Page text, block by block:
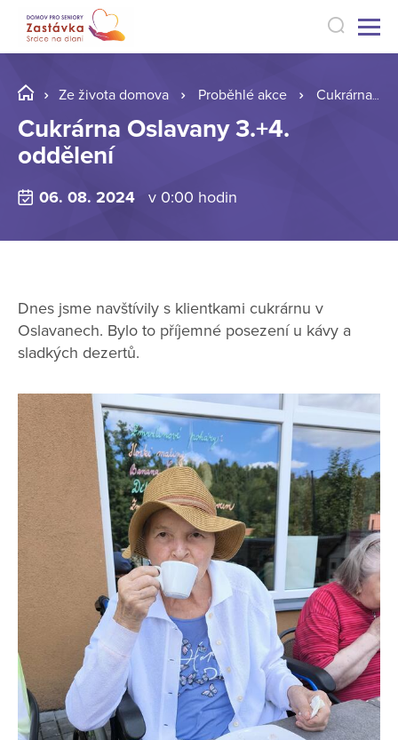
Ze života domova Proběhlé akce Cukrárna Oslavany 3.+4. oddělení
Cukrárna Oslavany 3.+4.
oddělení
06. 08. 2024 v 0:00 hodin
Dnes jsme navštívily s klientkami cukrárnu v
Oslavanech. Bylo to příjemné posezení u kávy a
sladkých dezertů.